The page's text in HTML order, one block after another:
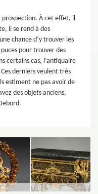
prospection. À cet effet, il
il se rend à des
chance d’y trouver les
pour trouver des
certains cas, l’antiquaire
derniers veulent très
estiment ne pas avoir de
des objets anciens,